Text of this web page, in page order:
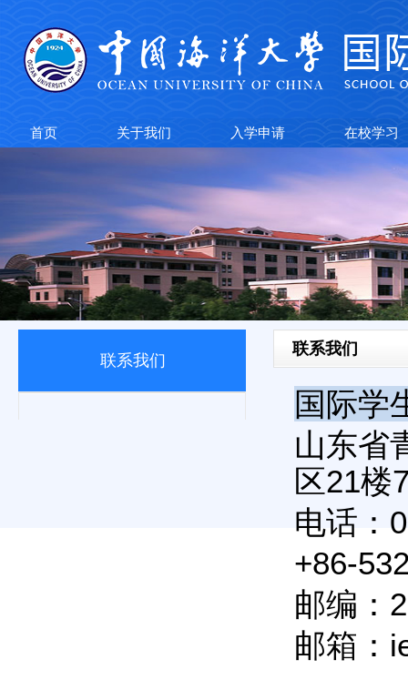
首页 关于我们 入学申请 在校学习
联系我们
联系我们
国际学
山东省
区21楼
电话：
+86-
邮编
邮箱：